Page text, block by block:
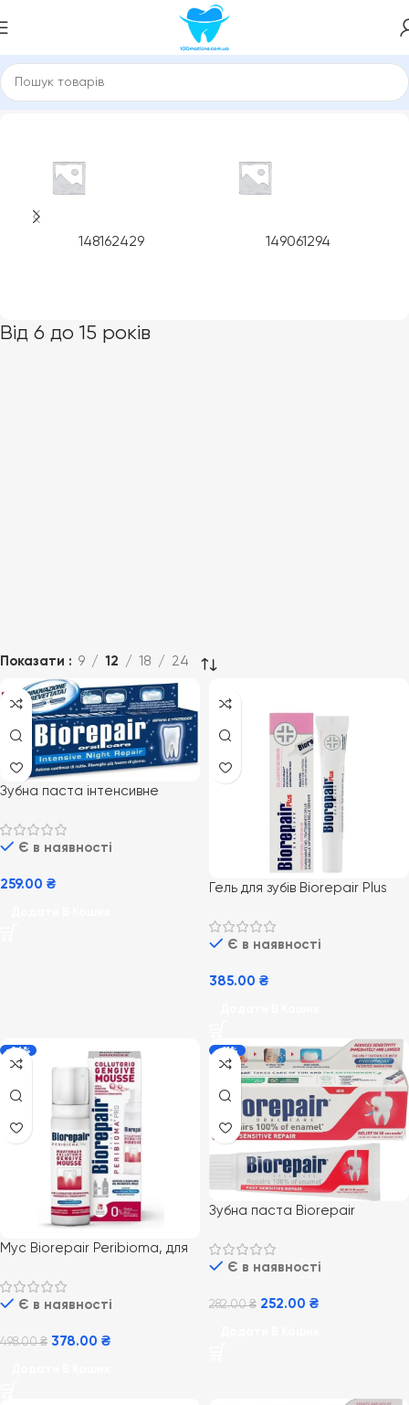
Головна Product Вікова група Від 6 до 15 років
148162429 149061294
Від 6 до 15 років
Показати 9 12 18 24
Зубна паста інтенсивне
мл
Є в наявності
259.00 ₴
Гель для зубів Biorepair Plus
мл.
Є в наявності
385.00 ₴
-24%
Мус Biorepair Peribioma, для
Є в наявності
498.00₴ 378.00 ₴
-11%
Зубна паста Biorepair
чутливості, 75 мл
Є в наявності
282.00₴ 252.00 ₴